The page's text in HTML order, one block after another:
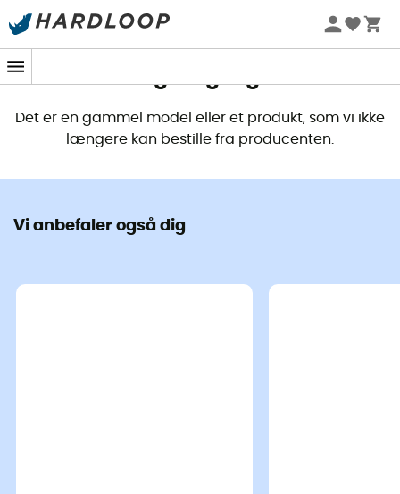
Dette produkt er ikke længere
Det er en gammel model eller et produkt, som vi ikke
længere kan bestille fra producenten.
Vi anbefaler også dig